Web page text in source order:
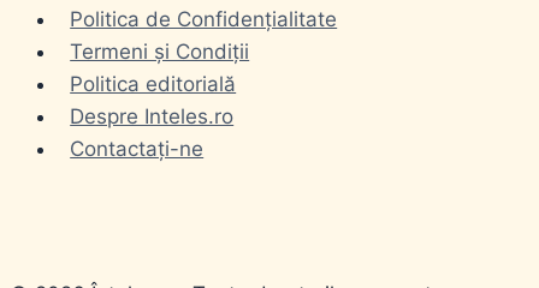
Politica de Confidențialitate
Termeni și Condiții
Politica editorială
Despre Inteles.ro
Contactați-ne